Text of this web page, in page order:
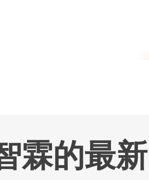
霖的最